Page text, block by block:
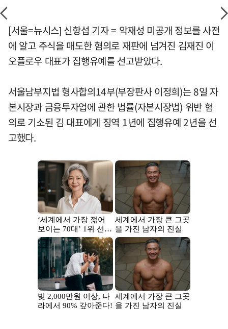
[서울=뉴시스] 신항섭 기자 = 악재성 미공개 정보를 사전
에 알고 주식을 매도한 혐의로 재판에 넘겨진 김재진 이
오플로우 대표가 집행유예를 선고받았다.
서울남부지법 형사합의14부(부장판사 이정희)는 8일 자
본시장과 금융투자업에 관한 법률(자본시장법) 위반 혐
의로 기소된 김 대표에게 징역 1년에 집행유예 2년을 선
고했다.